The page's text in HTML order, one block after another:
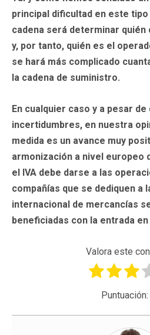
principal dificultad en este
cadena será determinar
y, por tanto, quién es el
se hará más complicado
la cadena de suministro.
En cualquier caso y a pesar
incertidumbres, en nuestra
medida es un avance muy
armonización a nivel europeo
el IVA debe darse a las
compañías que se dediquen a
internacional de mercancías
beneficiadas con la entrada
Valora este
Puntuación: